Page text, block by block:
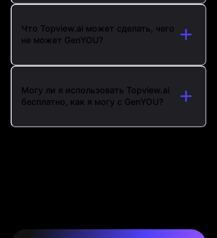
Что Topview.ai может сделать, чего
не может GenYOU?
Могу ли я использовать Topview.ai
бесплатно, как я могу с GenYOU?